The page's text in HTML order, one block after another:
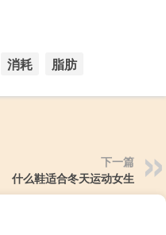
消耗 脂肪
下一篇
什么鞋适合冬天运动女生